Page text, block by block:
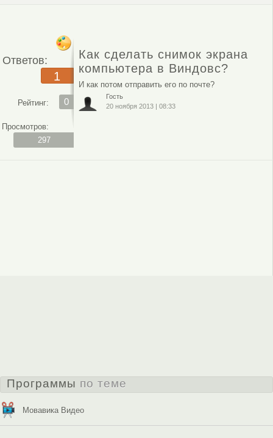
Ответов:
1
Рейтинг: 0
Просмотров:
297
Как сделать снимок экрана
компьютера в Виндовс?
И как потом отправить его по почте?
Гость
20 ноября 2013| 08:33
Программы по теме
Мовавика Видео